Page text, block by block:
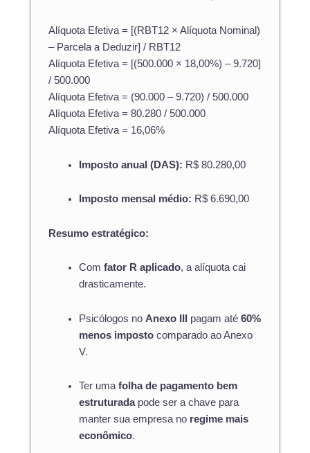
Alíquota Efetiva = [(RBT12 × Alíquota Nominal)
– Parcela a Deduzir] / RBT12
Alíquota Efetiva = [(500.000 × 18,00%) – 9.720]
/ 500.000
Alíquota Efetiva = (90.000 – 9.720) / 500.000
Alíquota Efetiva = 80.280 / 500.000
Alíquota Efetiva = 16,06%
Imposto anual (DAS): R$ 80.280,00
Imposto mensal médio: R$ 6.690,00
Resumo estratégico:
Com fator R aplicado, a alíquota cai
drasticamente.
Psicólogos no Anexo III pagam até 60%
menos impostocomparado ao Anexo
V.
Ter uma folha de pagamento bem
estruturadapode ser a chave para
manter sua empresa no regime mais
econômico.